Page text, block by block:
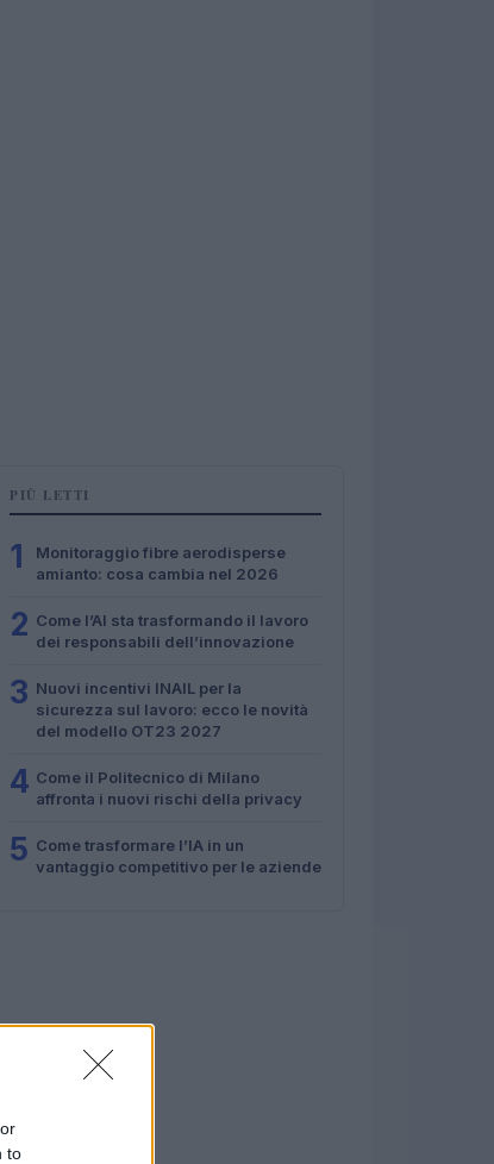
to
PIÙ LETTI
1
Monitoraggio fibre aerodisperse
amianto: cosa cambia nel 2026
2 Come l’AI sta trasformando il lavoro
dei responsabili dell’innovazione
3 Nuovi incentivi INAIL per la
sicurezza sul lavoro: ecco le novità
del modello OT23 2027
4 Come il Politecnico di Milano
affronta i nuovi rischi della privacy
5 Come trasformare l’IA in un
vantaggio competitivo per le aziende